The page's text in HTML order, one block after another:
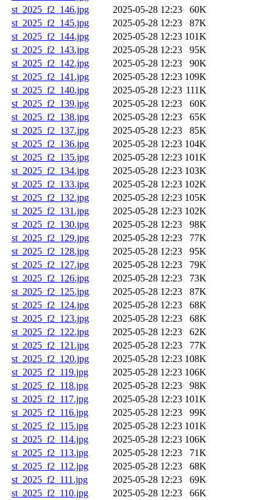
st_2025_f2_146.jpg
2025-05-28 12:23
60K
st_2025_f2_145.jpg
2025-05-28 12:23
87K
st_2025_f2_144.jpg
2025-05-28 12:23 101K
st_2025_f2_143.jpg
2025-05-28 12:23
95K
st_2025_f2_142.jpg
2025-05-28 12:23
90K
st_2025_f2_141.jpg
2025-05-28 12:23 109K
st_2025_f2_140.jpg
2025-05-28 12:23 111K
st_2025_f2_139.jpg
2025-05-28 12:23
60K
st_2025_f2_138.jpg
2025-05-28 12:23
65K
st_2025_f2_137.jpg
2025-05-28 12:23
85K
st_2025_f2_136.jpg
2025-05-28 12:23 104K
st_2025_f2_135.jpg
2025-05-28 12:23 101K
st_2025_f2_134.jpg
2025-05-28 12:23 103K
st_2025_f2_133.jpg
2025-05-28 12:23 102K
st_2025_f2_132.jpg
2025-05-28 12:23 105K
st_2025_f2_131.jpg
2025-05-28 12:23 102K
st_2025_f2_130.jpg
2025-05-28 12:23
98K
st_2025_f2_129.jpg
2025-05-28 12:23
77K
st_2025_f2_128.jpg
2025-05-28 12:23
95K
st_2025_f2_127.jpg
2025-05-28 12:23
79K
st_2025_f2_126.jpg
2025-05-28 12:23
73K
st_2025_f2_125.jpg
2025-05-28 12:23
87K
st_2025_f2_124.jpg
2025-05-28 12:23
68K
st_2025_f2_123.jpg
2025-05-28 12:23
68K
st_2025_f2_122.jpg
2025-05-28 12:23
62K
st_2025_f2_121.jpg
2025-05-28 12:23
77K
st_2025_f2_120.jpg
2025-05-28 12:23 108K
st_2025_f2_119.jpg
2025-05-28 12:23 106K
st_2025_f2_118.jpg
2025-05-28 12:23
98K
st_2025_f2_117.jpg
2025-05-28 12:23 101K
st_2025_f2_116.jpg
2025-05-28 12:23
99K
st_2025_f2_115.jpg
2025-05-28 12:23 101K
st_2025_f2_114.jpg
2025-05-28 12:23 106K
st_2025_f2_113.jpg
2025-05-28 12:23
71K
st_2025_f2_112.jpg
2025-05-28 12:23
68K
st_2025_f2_111.jpg
2025-05-28 12:23
69K
st_2025_f2_110.jpg
2025-05-28 12:23
66K